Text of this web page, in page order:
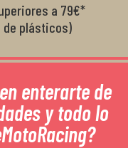
a 79€*
de plásticos)
enterarte de
y todo lo